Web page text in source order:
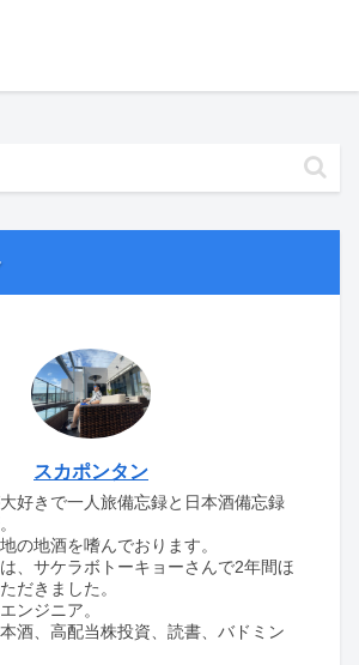
スカポンタン
好きで一人旅備忘録と日本酒備忘録
の地酒を嗜んでおります。
、サケラボトーキョーさんで2年間ほ
だきました。
ンジニア。
酒、高配当株投資、読書、バドミン